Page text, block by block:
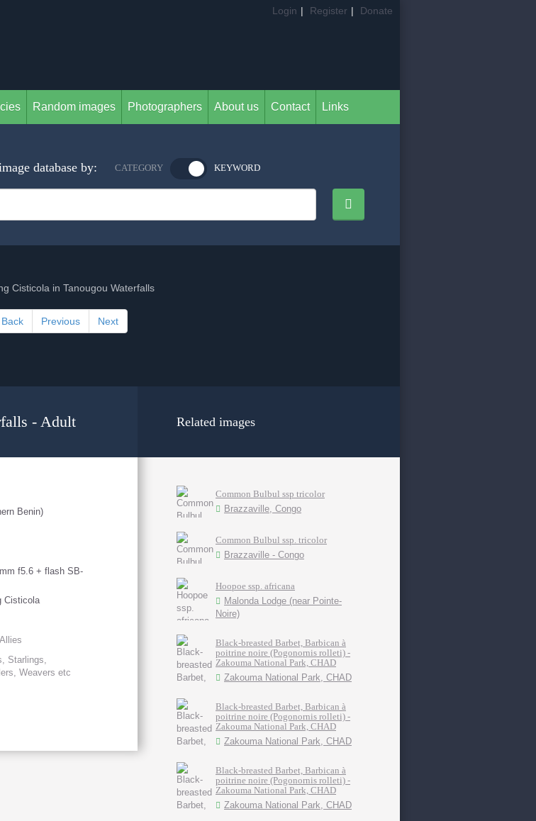
Login | Register | Donate
Random images Photographers About us Contact Links
database by: CATEGORY KEYWORD
Back Previous Next
- Adult
Benin)
f5.6 + flash SB-
Cisticola
Starlings,
Weavers etc
Related images
Common Bulbul ssp tricolor
Brazzaville, Congo
Common Bulbul ssp. tricolor
Brazzaville - Congo
Hoopoe ssp. africana
Malonda Lodge (near Pointe-
Noire)
Black-breasted Barbet, Barbican à
poitrine noire (Pogonornis rolleti) -
Zakouma National Park, CHAD
Zakouma National Park, CHAD
Black-breasted Barbet, Barbican à
poitrine noire (Pogonornis rolleti) -
Zakouma National Park, CHAD
Zakouma National Park, CHAD
Black-breasted Barbet, Barbican à
poitrine noire (Pogonornis rolleti) -
Zakouma National Park, CHAD
Zakouma National Park, CHAD